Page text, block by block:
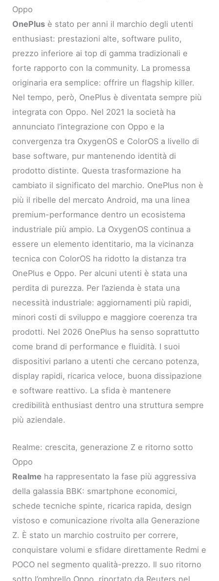
Oppo
OnePlus è stato per anni il marchio degli utenti
enthusiast: prestazioni alte, software pulito,
prezzo inferiore ai top di gamma tradizionali e
forte rapporto con la community. La promessa
originaria era semplice: offrire un flagship killer.
Nel tempo, però, OnePlus è diventata sempre più
integrata con Oppo. Nel 2021 la società ha
annunciato l’integrazione con Oppo e la
convergenza tra OxygenOS e ColorOS a livello di
base software, pur mantenendo identità di
prodotto distinte. Questa trasformazione ha
cambiato il significato del marchio. OnePlus non è
più il ribelle del mercato Android, ma una linea
premium-performance dentro un ecosistema
industriale più ampio. La OxygenOS continua a
essere un elemento identitario, ma la vicinanza
tecnica con ColorOS ha ridotto la distanza tra
OnePlus e Oppo. Per alcuni utenti è stata una
perdita di purezza. Per l’azienda è stata una
necessità industriale: aggiornamenti più rapidi,
minori costi di sviluppo e maggiore coerenza tra
prodotti. Nel 2026 OnePlus ha senso soprattutto
come brand di performance e fluidità. I suoi
dispositivi parlano a utenti che cercano potenza,
display rapidi, ricarica veloce, buona dissipazione
e software reattivo. La sfida è mantenere
credibilità enthusiast dentro una struttura sempre
più aziendale.
Realme: crescita, generazione Z e ritorno sotto
Oppo
Realme ha rappresentato la fase più aggressiva
della galassia BBK: smartphone economici,
schede tecniche spinte, ricarica rapida, design
vistoso e comunicazione rivolta alla Generazione
Z. È stato un marchio costruito per correre,
conquistare volumi e sfidare direttamente Redmi e
POCO nel segmento qualità-prezzo. Il suo ritorno
sotto l’ombrello Oppo, riportato da Reuters nel